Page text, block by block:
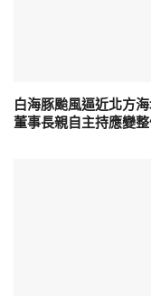
白海豚颱風逼近北方
董事長親自主持應變